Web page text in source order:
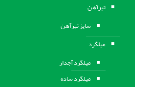
تیرآهن
سایز تیرآهن
میلگرد
میلگرد آجدار
میلگرد ساده